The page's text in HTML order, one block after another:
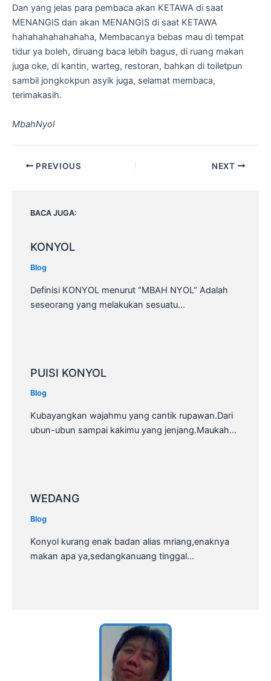
Dan yang jelas para pembaca akan KETAWA di saat
MENANGIS dan akan MENANGIS di saat KETAWA
hahahahahahahaha, Membacanya bebas mau di tempat
tidur ya boleh, diruang baca lebih bagus, di ruang makan
juga oke, di kantin, warteg, restoran, bahkan di toiletpun
sambil jongkokpun asyik juga, selamat membaca,
terimakasih.
MbahNyol
Post PREVIOUS NEXT
BACA JUGA:
KONYOL
Blog
Definisi KONYOL menurut “MBAH NYOL“ Adalah
seseorang yang melakukan sesuatu…
PUISI KONYOL
Blog
Kubayangkan wajahmu yang cantik rupawan.Dari
ubun-ubun sampai kakimu yang jenjang.Maukah…
WEDANG
Blog
Konyol kurang enak badan alias mriang,enaknya
makan apa ya,sedangkanuang tinggal…